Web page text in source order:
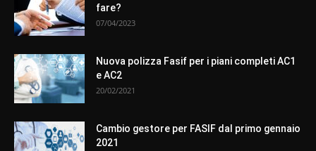
fare?
07/04/2023
Nuova polizza Fasif per i piani completi AC1
e AC2
20/02/2021
Cambio gestore per FASIF dal primo gennaio
2021